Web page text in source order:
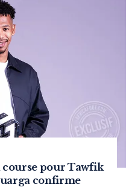
pour Tawfik
confirme